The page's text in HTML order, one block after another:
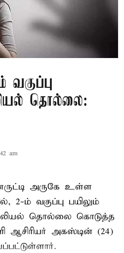
வகுப்பு
தொல்லை:
am
அருகே உள்ள
2-ம் வகுப்பு பயிலும்
தொல்லை கொடுத்த
ஆசிரியர் அகஸ்டின் (24)